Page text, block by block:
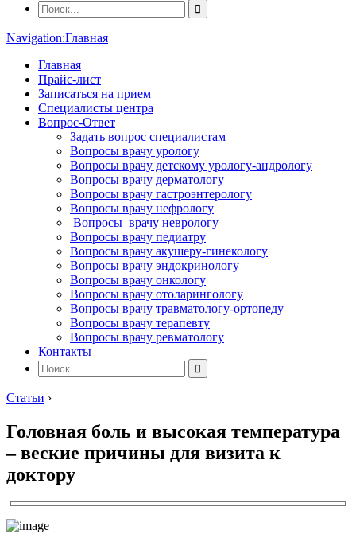
Navigation:Главная
Главная
Прайс-лист
Записаться на прием
Специалисты центра
Вопрос-Ответ
Задать вопрос специалистам
Вопросы врачу урологу
Вопросы врачу детскому урологу-андрологу
Вопросы врачу дерматологу
Вопросы врачу гастроэнтерологу
Вопросы врачу нефрологу
Вопросы врачу неврологу
Вопросы врачу педиатру
Вопросы врачу акушеру-гинекологу
Вопросы врачу эндокринологу
Вопросы врачу онкологу
Вопросы врачу отоларингологу
Вопросы врачу травматологу-ортопеду
Вопросы врачу терапевту
Вопросы врачу ревматологу
Контакты
Статьи ›
Головная боль и высокая температура
– веские причины для визита к
доктору